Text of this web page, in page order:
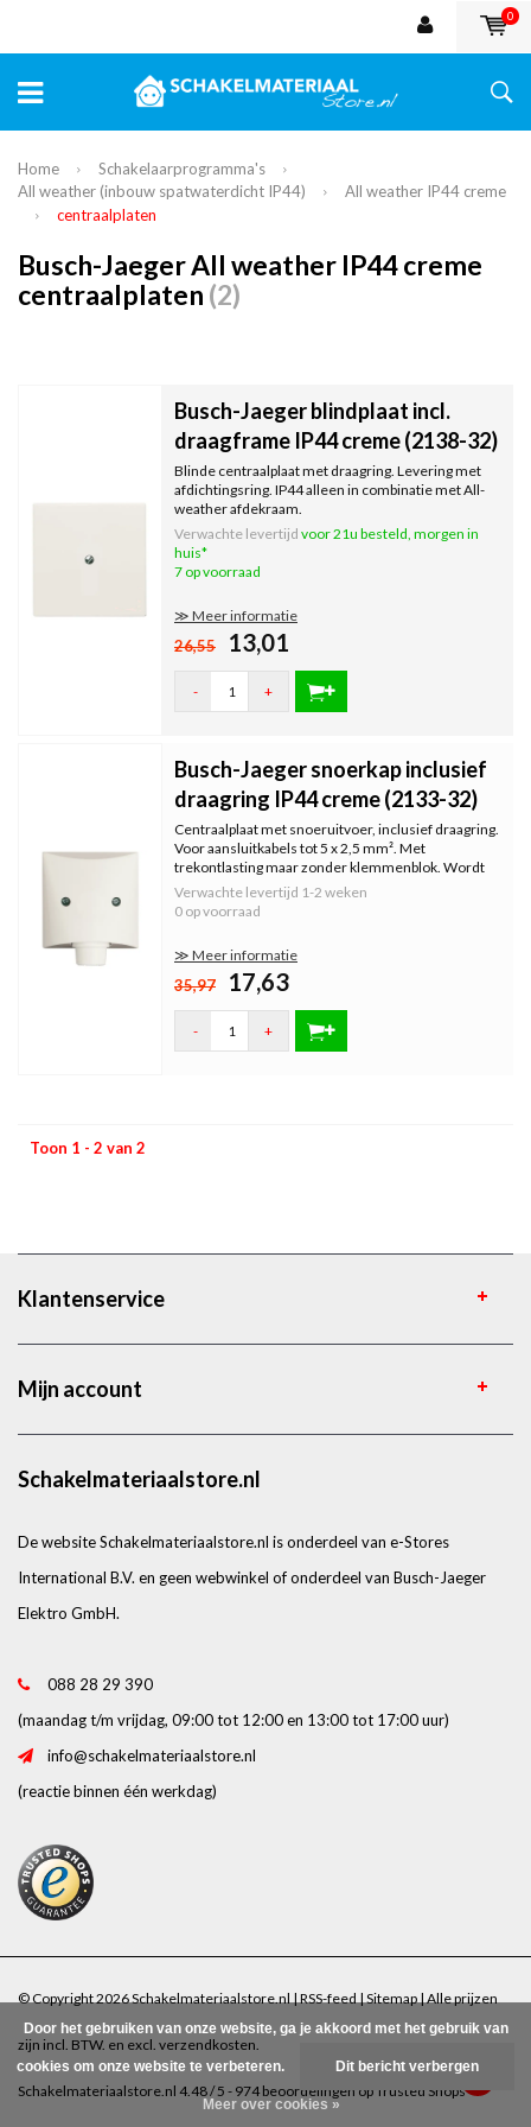
0
Home
Schakelaarprogramma's
All weather (inbouw spatwaterdicht IP44)
All weather IP44 creme
centraalplaten
Busch-Jaeger All weather IP44 creme
centraalplaten (2)
Busch-Jaeger blindplaat incl.
draagframe IP44 creme (2138-32)
Blinde centraalplaat met draagring. Levering met
afdichtingsring. IP44 alleen in combinatie met All-
weather afdekraam.
Verwachte levertijd voor 21u besteld, morgen in
huis*
7 op voorraad
≫ Meer informatie
26,55 13,01
- +
Busch-Jaeger snoerkap inclusief
draagring IP44 creme (2133-32)
Centraalplaat met snoeruitvoer, inclusief draagring.
Voor aansluitkabels tot 5 x 2,5 mm². Met
trekontlasting maar zonder klemmenblok. Wordt
geleverd met afdichtingsring, IP44 alleen in
combinatie met All-weather 44 afdekraam.
Verwachte levertijd 1-2 weken
0 op voorraad
≫ Meer informatie
35,97 17,63
- +
Toon 1 - 2 van 2
Klantenservice
Mijn account
Schakelmateriaalstore.nl
De website Schakelmateriaalstore.nl is onderdeel van e-Stores
International B.V. en geen webwinkel of onderdeel van Busch-Jaeger
Elektro GmbH.
088 28 29 390
(maandag t/m vrijdag, 09:00 tot 12:00 en 13:00 tot 17:00 uur)
info@schakelmateriaalstore.nl
(reactie binnen één werkdag)
© Copyright 2026 Schakelmateriaalstore.nl |RSS-feed|Sitemap| Alle prijzen
zijn incl. BTW. en excl. verzendkosten.
Schakelmateriaalstore.nl 4.48/5 - 974beoordelingen op Trusted Shops
Door het gebruiken van onze website, ga je akkoord met het gebruik van
cookies om onze website te verbeteren. Dit bericht verbergen
Meer over cookies »